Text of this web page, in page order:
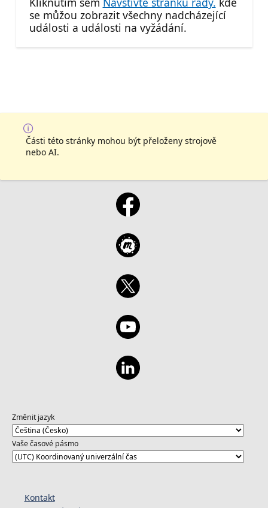
se můžou zobrazit všechny nadcházející
události a události na vyžádání.
Části této stránky mohou být přeloženy strojově
nebo AI.
Změnit jazyk
Vaše časové pásmo
Kontakt